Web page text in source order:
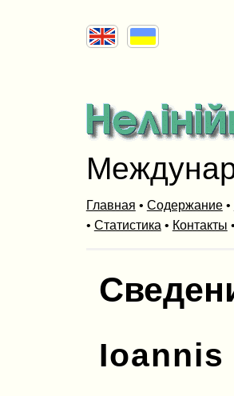
Главная • Содержание•
• Статистика • Контакты •
Ioannis